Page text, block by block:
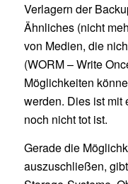
Verlagern der
Ähnliches (nicht
von Medien, die
(WORM – Write
Möglichkeiten
werden. Dies ist mit
noch nicht tot ist.
Gerade die
auszuschließen,